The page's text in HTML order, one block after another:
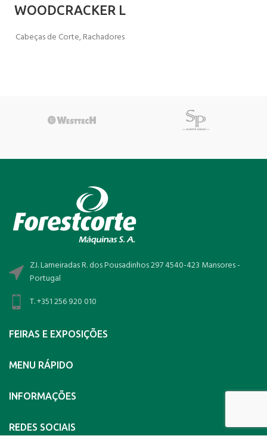
WOODCRACKER L
Cabeças de Corte,Rachadores
Z.I. Lameiradas R. dos Pousadinhos 297 4540-423 Mansores -
Portugal
T. +351 256 920 010
FEIRAS E EXPOSIÇÕES
MENU RÁPIDO
INFORMAÇÕES
REDES SOCIAIS